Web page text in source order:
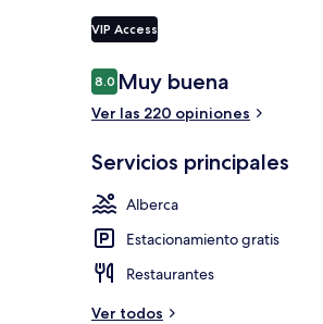
VIP Access
Opiniones
8.08.0 de 10,
Muy buena
Ver las 220 opiniones
Servicios principales
Alberca
Estacionamiento gratis
Restaurantes
Ver todos